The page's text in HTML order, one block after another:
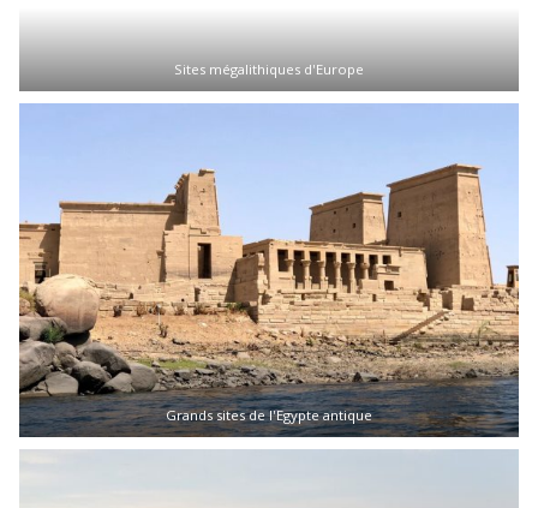
Sites mégalithiques d'Europe
Grands sites de l'Egypte antique